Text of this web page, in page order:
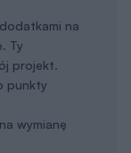
na
Ty
projekt.
punkty
wymianę